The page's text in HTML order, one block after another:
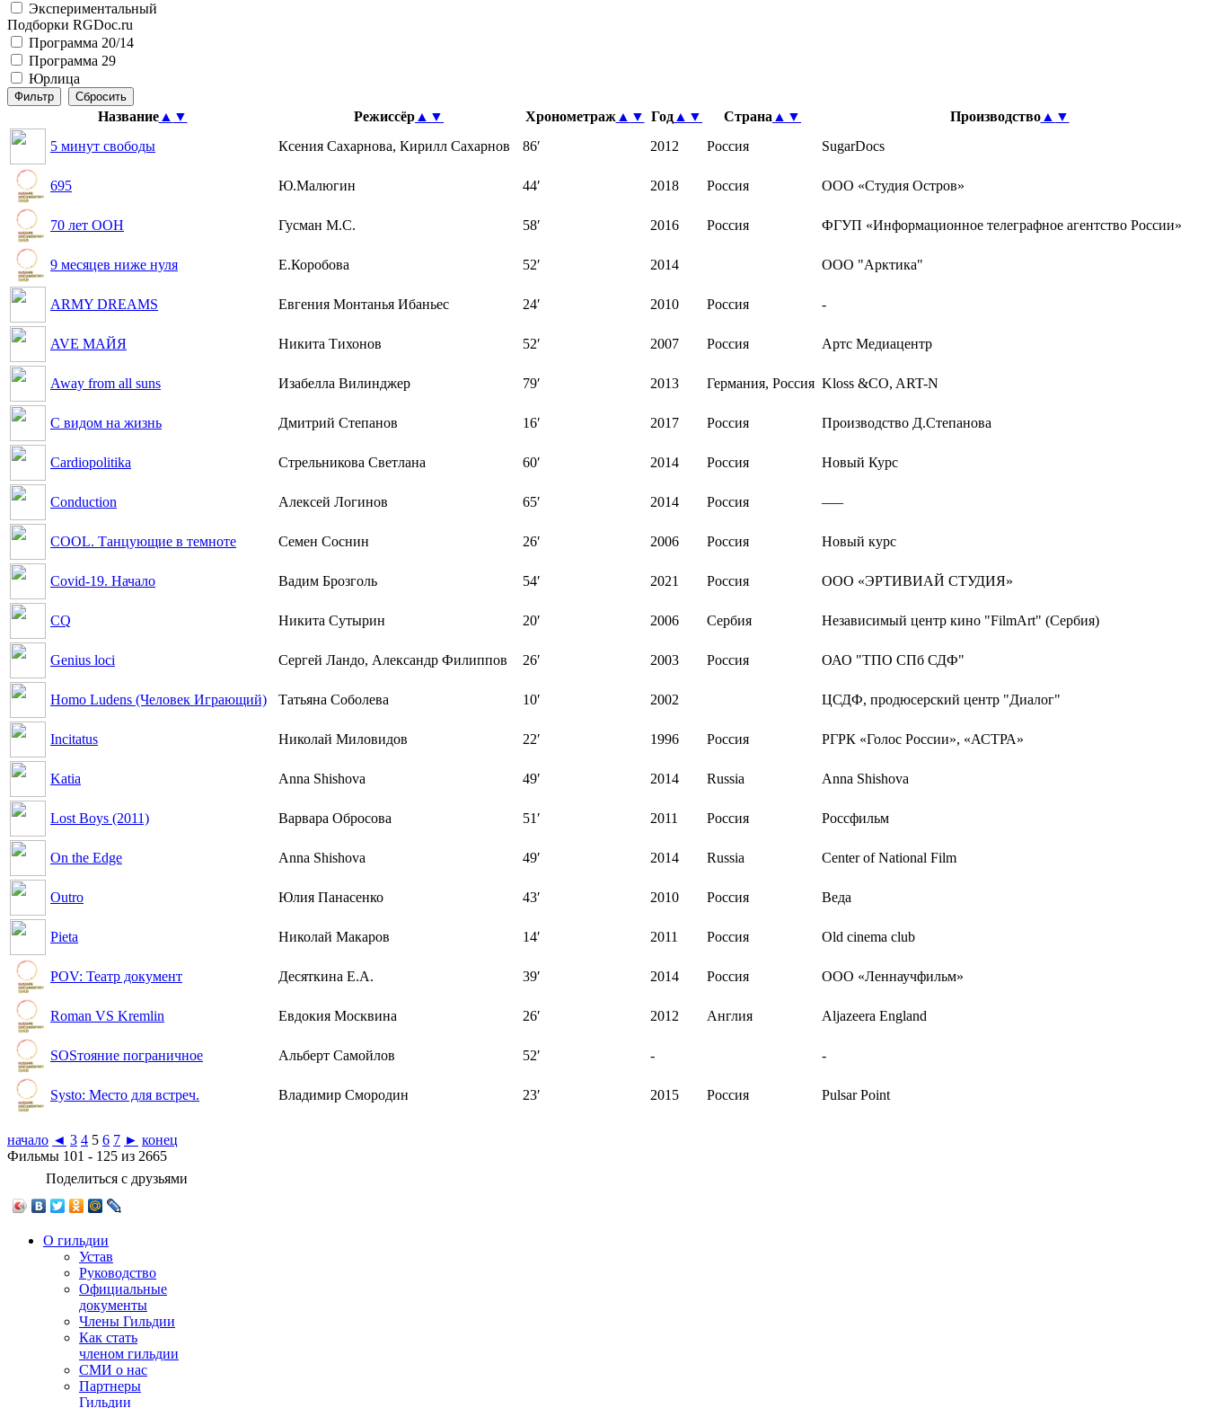
Экспериментальный
Подборки RGDoc.ru
Программа 20/14
Программа 29
Юрлица
Название▲ ▼ Режиссёр ▲ ▼ Хронометраж▲ ▼ Год ▲ ▼ Страна ▲ ▼ Производство▲ ▼
5 минут свободы
Ксения Сахарнова, Кирилл Сахарнов 86′ 2012 Россия SugarDocs
695 Ю.Малюгин 44′ 2018 Россия ООО «Студия Остров»
70 лет ООН Гусман М.С. 58′ 2016 Россия ФГУП «Информационное телеграфное агентство России»
9 месяцев ниже нуля Е.Коробова 52′ 2014 ООО "Арктика"
ARMY DREAMS Евгения Монтанья Ибаньес 24′ 2010 Россия -
AVE МАЙЯ Никита Тихонов 52′ 2007 Россия Артс Медиацентр
Away from all suns Изабелла Вилинджер 79′ 2013 Германия, Россия Kloss &CO, ART-N
C видом на жизнь Дмитрий Степанов 16′ 2017 Россия Производство Д.Степанова
Cardiopolitika Стрельникова Светлана 60′ 2014 Россия Новый Курс
Conduction Алексей Логинов 65′ 2014 Россия –––
COOL. Танцующие в темноте Семен Соснин 26′ 2006 Россия Новый курс
Covid-19. Начало Вадим Брозголь 54′ 2021 Россия ООО «ЭРТИВИАЙ СТУДИЯ»
CQ Никита Сутырин 20′ 2006 Сербия Независимый центр кино "FilmArt" (Сербия)
Genius loci Сергей Ландо, Александр Филиппов 26′ 2003 Россия ОАО "ТПО СПб СДФ"
Homo Ludens (Человек Играющий) Татьяна Соболева 10′ 2002 ЦСДФ, продюсерский центр "Диалог"
Incitatus Николай Миловидов 22′ 1996 Россия РГРК «Голос России», «АСТРА»
Katia Anna Shishova 49′ 2014 Russia Anna Shishova
Lost Boys (2011) Варвара Обросова 51′ 2011 Россия Россфильм
On the Edge Anna Shishova 49′ 2014 Russia Center of National Film
Outro Юлия Панасенко 43′ 2010 Россия Веда
Pieta Николай Макаров 14′ 2011 Россия Old cinema club
POV: Театр документ Десяткина Е.А. 39′ 2014 Россия ООО «Леннаучфильм»
Roman VS Kremlin Евдокия Москвина 26′ 2012 Англия Aljazeera England
SOSтояние пограничное Альберт Самойлов 52′ - -
Systo: Место для встреч. Владимир Смородин 23′ 2015 Россия Pulsar Point
начало ◄ 3 4 5 6 7 ► конец
Фильмы 101 - 125 из 2665
Поделиться с друзьями
О гильдии
Устав
Руководство
Официальные
документы
Члены Гильдии
Как стать
членом гильдии
СМИ о нас
Партнеры
Гильдии